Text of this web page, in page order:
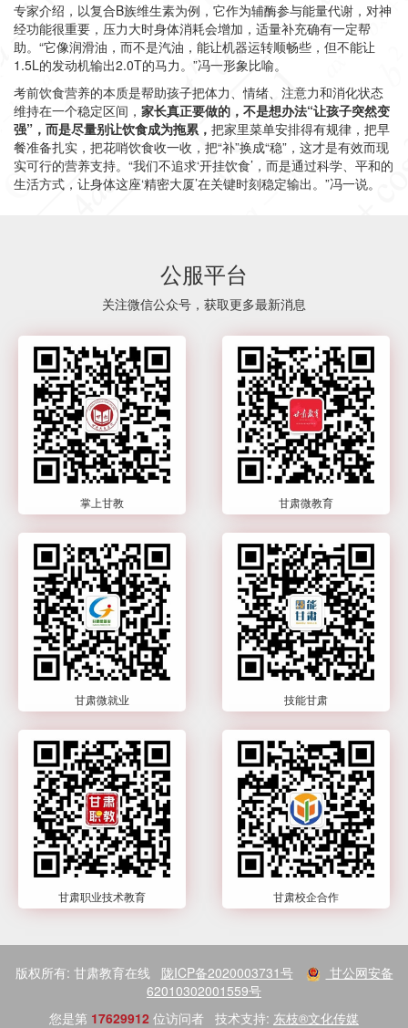
专家介绍，以复合B族维生素为例，它作为辅酶参与能量代谢，对神
经功能很重要，压力大时身体消耗会增加，适量补充确有一定帮
助。“它像润滑油，而不是汽油，能让机器运转顺畅些，但不能让
1.5L的发动机输出2.0T的马力。”冯一形象比喻。
考前饮食营养的本质是帮助孩子把体力、情绪、注意力和消化状态
维持在一个稳定区间， 家长真正要做的，不是想办法“让孩子突然变
强”，而是尽量别让饮食成为拖累， 把家里菜单安排得有规律，把早
餐准备扎实，把花哨饮食收一收，把“补”换成“稳”，这才是有效而现
实可行的营养支持。“我们不追求‘开挂饮食’，而是通过科学、平和的
生活方式，让身体这座‘精密大厦’在关键时刻稳定输出。”冯一说。
公服平台
关注微信公众号，获取更多最新消息
掌上甘教 甘肃微教育
甘肃微就业 技能甘肃
甘肃职业技术教育 甘肃校企合作
版权所有: 甘肃教育在线 陇ICP备2020003731号
甘公网安备
62010302001559号
您是第 17629912 位访问者 技术支持: 东枝®文化传媒